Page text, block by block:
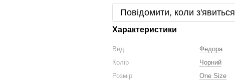
Повідомити, коли з'явиться
Характеристики
Вид
Федора
Колір
Чорний
Розмір
One Size